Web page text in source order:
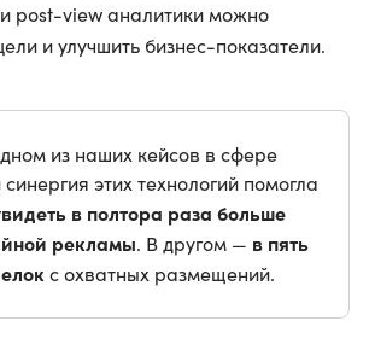
и post-view аналитики можно
и улучшить бизнес-показатели.
из наших кейсов в сфере
этих технологий помогла
в полтора раза больше
рекламы. В другом — в пять
с охватных размещений.